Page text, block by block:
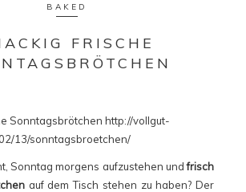
BAKED
FRISCHE
Sonntag morgens aufzustehen undfrisch
auf dem Tisch stehen zu haben? Der